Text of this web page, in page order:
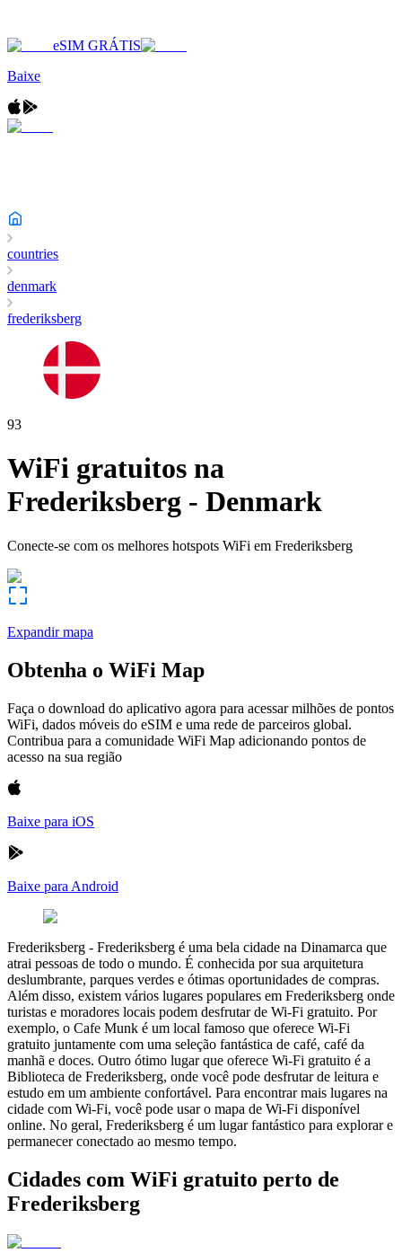
eSIM GRÁTIS
Baixe
countries
denmark
frederiksberg
93
WiFi gratuitos na
Frederiksberg - Denmark
Conecte-se com os melhores hotspots WiFi em Frederiksberg
Expandir mapa
Obtenha o WiFi Map
Faça o download do aplicativo agora para acessar milhões de pontos
WiFi, dados móveis do eSIM e uma rede de parceiros global.
Contribua para a comunidade WiFi Map adicionando pontos de
acesso na sua região
Baixe para iOS
Baixe para Android
Frederiksberg - Frederiksberg é uma bela cidade na Dinamarca que
atrai pessoas de todo o mundo. É conhecida por sua arquitetura
deslumbrante, parques verdes e ótimas oportunidades de compras.
Além disso, existem vários lugares populares em Frederiksberg onde
turistas e moradores locais podem desfrutar de Wi-Fi gratuito. Por
exemplo, o Cafe Munk é um local famoso que oferece Wi-Fi
gratuito juntamente com uma seleção fantástica de café, café da
manhã e doces. Outro ótimo lugar que oferece Wi-Fi gratuito é a
Biblioteca de Frederiksberg, onde você pode desfrutar de leitura e
estudo em um ambiente confortável. Para encontrar mais lugares na
cidade com Wi-Fi, você pode usar o mapa de Wi-Fi disponível
online. No geral, Frederiksberg é um lugar fantástico para explorar e
permanecer conectado ao mesmo tempo.
Cidades com WiFi gratuito perto de
Frederiksberg